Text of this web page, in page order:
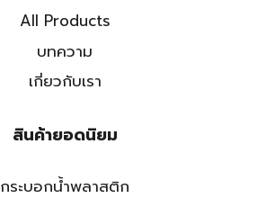
All Products
บทความ
เกี่ยวกับเรา
สินค้ายอดนิยม
กระบอกน้ำพลาสติก